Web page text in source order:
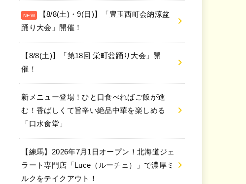
【8/8(土)・9(日)】「豊玉西町会納涼盆
踊り大会」開催！
【8/8(土)】「第18回 栄町盆踊り大会」開
催！
新メニュー登場！ひと口食べればご飯が進
む！香ばしくて旨辛い絶品中華を楽しめる
「口水食堂」
【練馬】2026年7月1日オープン！北海道ジェ
ラート専門店「Luce（ルーチェ）」で濃厚ミ
ルクをテイクアウト！